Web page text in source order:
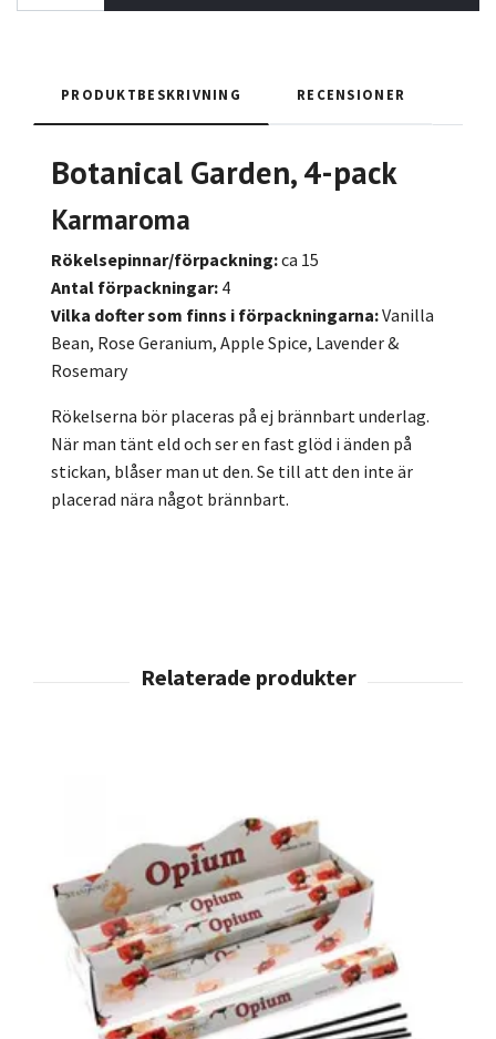
PRODUKTBESKRIVNING RECENSIONER
Botanical Garden, 4-pack
Karmaroma
Rökelsepinnar/förpackning:ca 15
Antal förpackningar: 4
Vilka dofter som finns i förpackningarna:Vanilla
Bean, Rose Geranium, Apple Spice, Lavender &
Rosemary
Rökelserna bör placeras på ej brännbart underlag.
När man tänt eld och ser en fast glöd i änden på
stickan, blåser man ut den. Se till att den inte är
placerad nära något brännbart.